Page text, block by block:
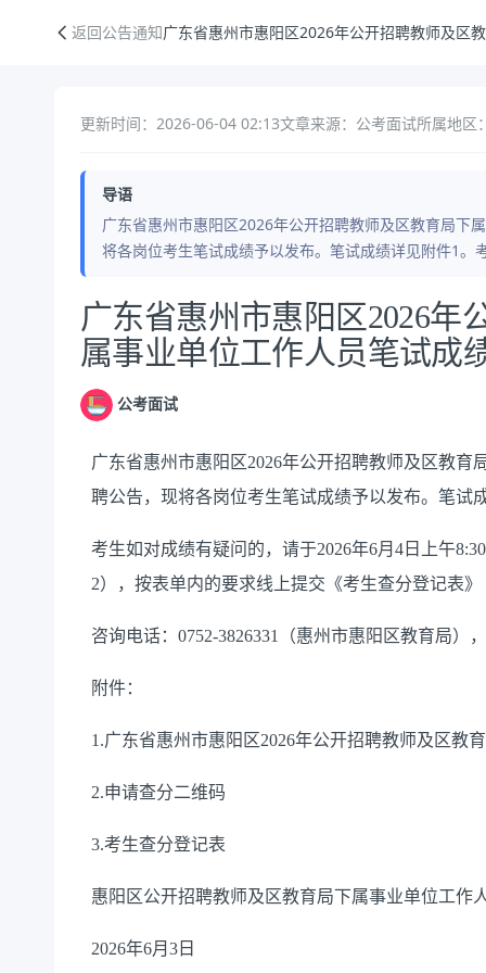
返回公告通知广东省惠州市惠阳区2026年公开招聘教师及区
更新时间：2026-06-04 02:13文章来源：公考面试所属地区
导语
广东省惠州市惠阳区2026年公开招聘教师及区教育局下
将各岗位考生笔试成绩予以发布。笔试成绩详见附件1
公告正文
广东省惠州市惠阳区2026年
属事业单位工作人员笔试成
公考面试
广东省惠州市惠阳区2026年公开招聘教师及区教
聘公告，现将各岗位考生笔试成绩予以发布。笔试
考生如对成绩有疑问的，请于2026年6月4日上午
2），按表单内的要求线上提交《考生查分登记表
咨询电话：0752-3826331（惠州市惠阳区教育局）
附件：
1.广东省惠州市惠阳区2026年公开招聘教师及区教
2.申请查分二维码
3.考生查分登记表
惠阳区公开招聘教师及区教育局下属事业单位工作
2026年6月3日